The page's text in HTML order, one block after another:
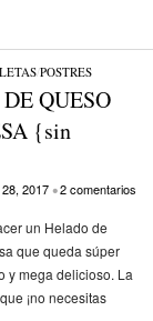
/POSTRES
QUESO
{sin
28, 2017 •2 comentarios
un Helado de
que queda súper
y mega delicioso. La
¡no necesitas